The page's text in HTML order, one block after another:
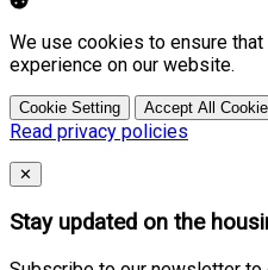
We use cookies to ensure
experience on our website.
Cookie Setting Accept All
Read privacy policies
Close
✕
Stay updated on the